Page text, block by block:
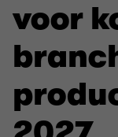
voor